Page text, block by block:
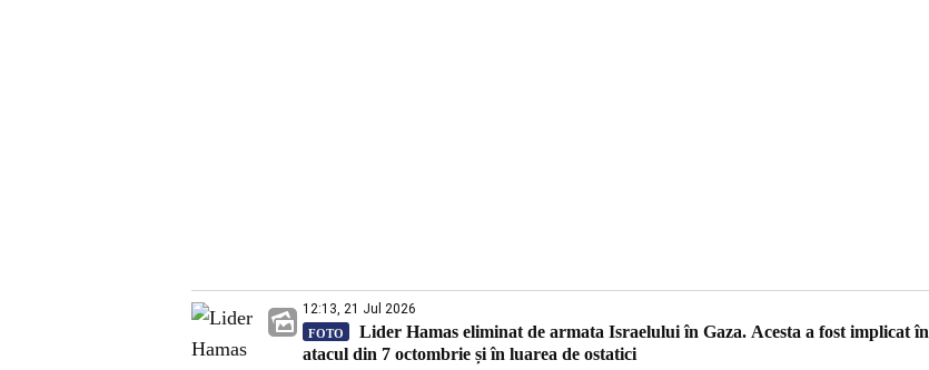
12:13, 21 Jul 2026
FOTO
Lider Hamas eliminat de armata Israelului în Gaza. Acesta a fost implicat în
atacul din 7 octombrie și în luarea de ostatici